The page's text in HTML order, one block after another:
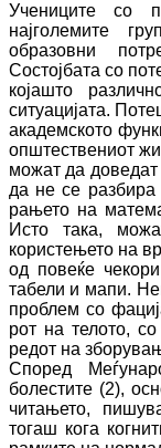
Учениците со
најголемите
образовни
Состојбата со
која­што
ситуацијата.
академското
оп­штес­твениот
можат да
да не се
рањето на
Исто така,
користењето на
од повеќе
табели и мапи.
проблем со
рот на телото,
редот на
Според
болестите (2),
читањето,
тогаш кога